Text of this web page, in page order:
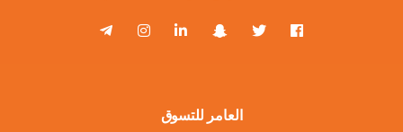
العامر للتسوق